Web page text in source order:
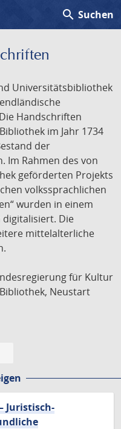
search Suchen
Universitätsbibliothek
Handschriften
im Jahr 1734
der
Im Rahmen des von
geförderten Projekts
volkssprachlichen
wurden in einem
Die
mittelalterliche
für Kultur
Neustart
Juristisch-